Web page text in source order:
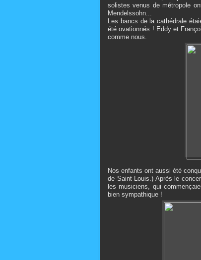
solistes venus de métropole
Mendelssohn...
Les bancs de la cathédrale
été ovationnés ! Eddy et
comme nous.
Nos enfants ont aussi été
de Saint Louis.) Après le
les musiciens, qui
bien sympathique !